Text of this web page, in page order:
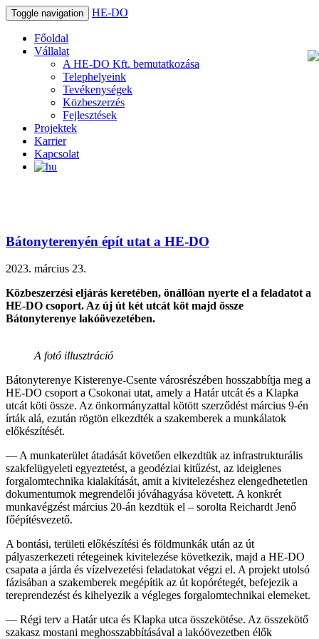
Toggle navigation HE-DO
Főoldal
Vállalat
A HE-DO Kft. bemutatkozása
Telephelyeink
Tevékenységek
Közbeszerzés
Fejlesztések
Projektek
Karrier
Kapcsolat
Bátonyterenyén épít utat a HE-DO
2023. március 23.
Közbeszerzési eljárás keretében, önállóan nyerte el a feladatot a
HE-DO csoport. Az új út két utcát köt majd össze
Bátonyterenye lakóövezetében.
A fotó illusztráció
Bátonyterenye Kisterenye-Csente városrészében hosszabbítja meg a
HE-DO csoport a Csokonai utat, amely a Határ utcát és a Klapka
utcát köti össze. Az önkormányzattal kötött szerződést március 9-én
írták alá, ezután rögtön elkezdték a szakemberek a munkálatok
előkészítését.
— A munkaterület átadását követően elkezdtük az infrastrukturális
szakfelügyeleti egyeztetést, a geodéziai kitűzést, az ideiglenes
forgalomtechnika kialakítását, amit a kivitelezéshez elengedhetetlen
dokumentumok megrendelői jóváhagyása követett. A konkrét
munkavégzést március 20-án kezdtük el – sorolta Reichardt Jenő
főépítésvezető.
A bontási, területi előkészítési és földmunkák után az út
pályaszerkezeti rétegeinek kivitelezése következik, majd a HE-DO
csapata a járda és vízelvezetési feladatokat végzi el. A projekt utolsó
fázisában a szakemberek megépítik az út kopórétegét, befejezik a
tereprendezést és kihelyezik a végleges forgalomtechnikai elemeket.
— Régi terv a Határ utca és Klapka utca összekötése. Az összekötő
szakasz mostani meghosszabbításával a lakóövezetben élők